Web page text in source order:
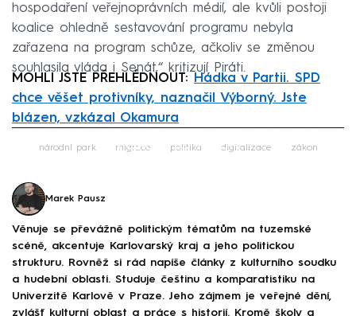
hospodaření veřejnoprávních médií, ale kvůli postoji
koalice ohledně sestavování programu nebyla
zařazena na program schůze, ačkoliv se změnou
souhlasila vláda i Senát,“ kritizují Piráti.
MOHLI JSTE PŘEHLÉDNOUT:
Hádka v Partii. SPD
chce věšet protivníky, naznačil Výborný. Jste
blázen, vzkázal Okamura
Failed to fetch
národní park migrace politika digitalizace zákon
Marek Pausz
Věnuje se převážně politickým tématům na tuzemské
scéně, akcentuje Karlovarský kraj a jeho politickou
strukturu. Rovněž si rád napíše články z kulturního soudku
a hudební oblasti. Studuje češtinu a komparatistiku na
Univerzitě Karlově v Praze. Jeho zájmem je veřejné dění,
zvlášť kulturní oblast a práce s historií. Kromě školy a